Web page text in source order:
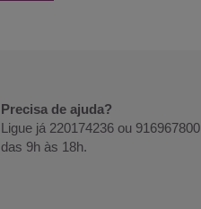
Precisa de ajuda?
Ligue já 220174236 ou 916967800
das 9h às 18h.